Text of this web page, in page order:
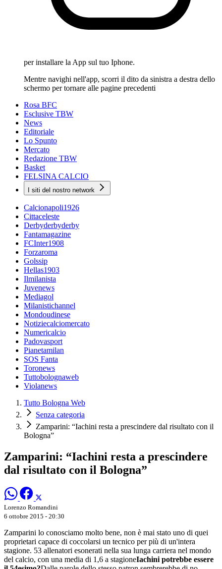
per installare la App sul tuo Iphone.
Mentre navighi nell'app, scorri il dito da sinistra a destra dello
schermo per tornare alle pagine precedenti
Rosa BFC
Esclusive TBW
News
Editoriale
Lo Spunto
Mercato
Redazione TBW
Basket
FELSINA CALCIO
I siti del nostro network
Calcionapoli1926
Cittaceleste
Derbyderbyderby
Fantamagazine
FCInter1908
Forzaroma
Golssip
Hellas1903
Ilmilanista
Juvenews
Mediagol
Milanistichannel
Mondoudinese
Notiziecalciomercato
Numericalcio
Padovasport
Pianetamilan
SOS Fanta
Toronews
Tuttobolognaweb
Violanews
Tutto Bologna Web
Senza categoria
Zamparini: “Iachini resta a prescindere dal risultato con il
Bologna”
Zamparini: “Iachini resta a prescindere
dal risultato con il Bologna”
Lorenzo Romandini
6 ottobre 2015 - 20:30
Zamparini lo conosciamo molto bene, non è mai stato uno di quei
proprietari capace di coccolarsi un tecnico per più di un'intera
stagione. 53 allenatori esonerati nella sua lunga carriera nel mondo
del calcio, con una media di 1,6 a stagioneIachini potrebbe essere